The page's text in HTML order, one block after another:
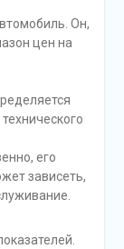
Он,
цен на
его
зависеть,